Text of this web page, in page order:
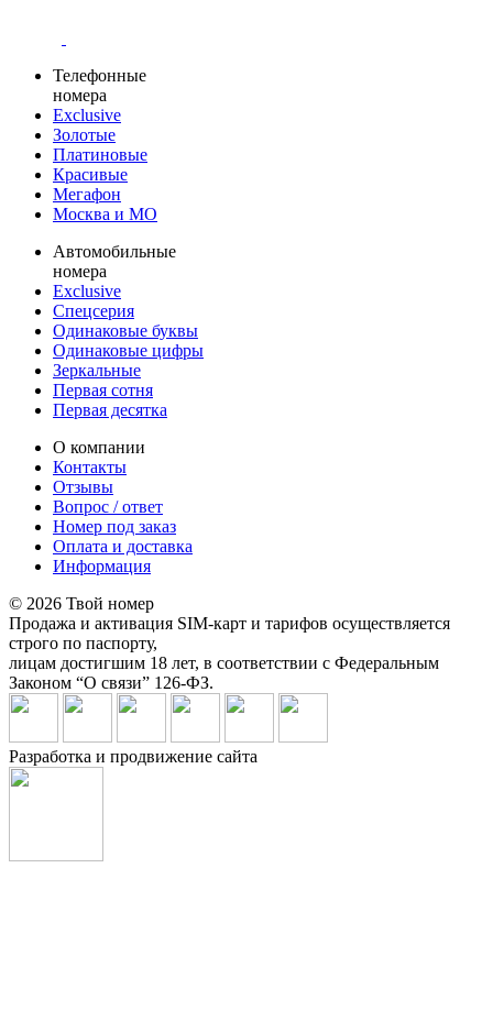
Телефонные
номера
Exclusive
Золотые
Платиновые
Красивые
Мегафон
Москва и МО
Автомобильные
номера
Exclusive
Спецсерия
Одинаковые буквы
Одинаковые цифры
Зеркальные
Первая сотня
Первая десятка
О компании
Контакты
Отзывы
Вопрос / ответ
Номер под заказ
Оплата и доставка
Информация
© 2026 Твой номер
Продажа и активация SIM-карт и тарифов осуществляется
строго по паспорту,
лицам достигшим 18 лет, в соответствии с Федеральным
Законом “О связи” 126-ФЗ.
Разработка и продвижение сайта